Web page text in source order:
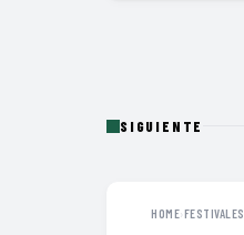
SIGUIENTE
HOME›FESTIVALES